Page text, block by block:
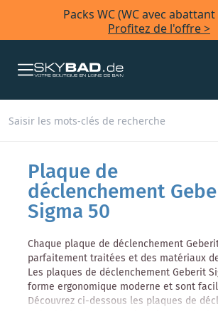
Packs WC (WC avec
Profitez de l'offre >
Plaque de
déclenchement
Sigma 50
Chaque plaque de déclenchement
parfaitement traitées et des matériaux
Les plaques de déclenchement Geberit
forme ergonomique moderne et sont
Découvrez ci-dessous les plaques de
Geberit Sigma50 WC et les plaques